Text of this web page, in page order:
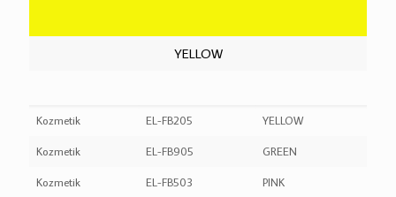
YELLOW
Kozmetik EL-FB205 YELLOW
Kozmetik EL-FB905 GREEN
Kozmetik EL-FB503 PINK